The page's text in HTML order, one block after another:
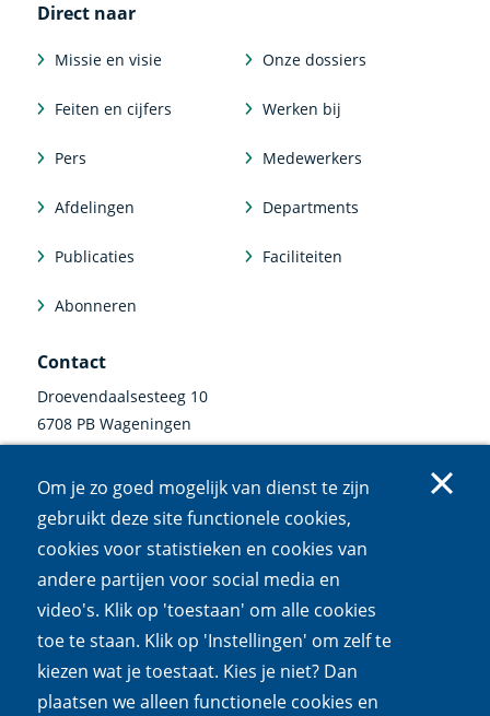
Om je zo goed mogelijk van dienst te zijn
gebruikt deze site functionele cookies,
cookies voor statistieken en cookies van
andere partijen voor social media en
video's. Klik op 'toestaan' om alle cookies
toe te staan. Klik op 'Instellingen' om zelf te
kiezen wat je toestaat. Kies je niet? Dan
plaatsen we alleen functionele cookies en
Direct naar
Missie en visie Onze dossiers
Feiten en cijfers Werken bij
Pers Medewerkers
Afdelingen Departments
Publicaties Faciliteiten
Abonneren
Contact
Droevendaalsesteeg 10
6708 PB Wageningen
communicatie@nioo.knaw.nl
Volg ons
Linkedin
link)
Instagram
(externe
link)
Bluesky
link)
Facebook
link)
Mastodon
link)
Youtube
link)
Cookies Privacy Responsible disclosureToegankelijkheid
Wet open overheid